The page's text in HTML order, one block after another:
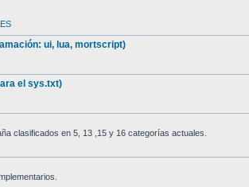
ui, lua, mortscript)
el sys.txt)
clasificados en 5, 13 ,15 y 16 categorías actuales.